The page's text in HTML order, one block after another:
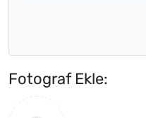
Fotograf Ekle: